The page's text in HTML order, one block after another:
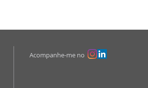
Acompanhe-me no